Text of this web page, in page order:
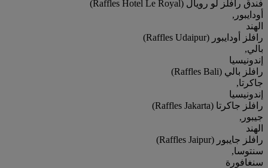
فندق رافلز لو رويال (Raffles Hotel Le Royal)
أودايبور,
الهند
رافلز أودايبور (Raffles Udaipur)
بالي,
إندونيسيا
رافلز بالي (Raffles Bali)
جاكرتا,
إندونيسيا
رافلز جاكرتا (Raffles Jakarta)
جيبور,
الهند
رافلز جايبور (Raffles Jaipur)
سنتوسا,
سنغافورة